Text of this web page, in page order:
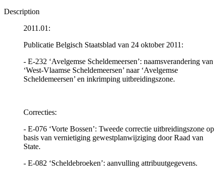
Description
2011.01:
Publicatie Belgisch Staatsblad van 24 oktober 2011:
- E-232 ‘Avelgemse Scheldemeersen’: naamsverandering van
‘West-Vlaamse Scheldemeersen’ naar ‘Avelgemse
Scheldemeersen’ en inkrimping uitbreidingszone.
Correcties:
- E-076 ‘Vorte Bossen’: Tweede correctie uitbreidingszone op
basis van vernietiging gewestplanwijziging door Raad van
State.
- E-082 ‘Scheldebroeken’: aanvulling attribuutgegevens.